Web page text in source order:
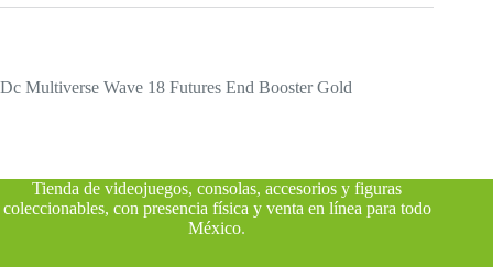
Dc Multiverse Wave 18 Futures End Booster Gold
Tienda de videojuegos, consolas, accesorios y figuras
coleccionables, con presencia física y venta en línea para todo
México.